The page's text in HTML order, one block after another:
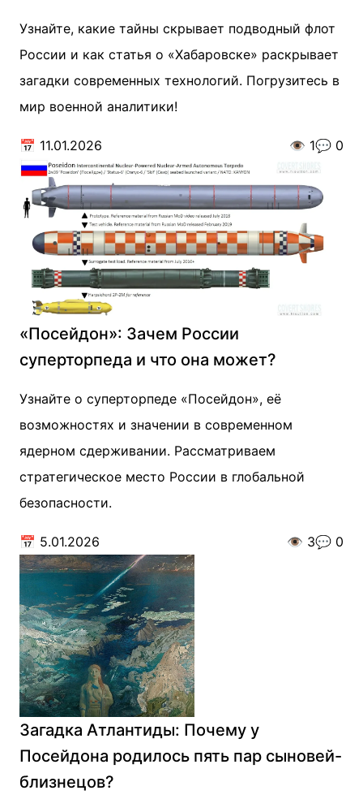
Узнайте, какие тайны скрывает подводный флот
России и как статья о «Хабаровске» раскрывает
загадки современных технологий. Погрузитесь в
мир военной аналитики!
📅 11.01.2026 👁️ 1💬 0
«Посейдон»: Зачем России
суперторпеда и что она может?
Узнайте о суперторпеде «Посейдон», её
возможностях и значении в современном
ядерном сдерживании. Рассматриваем
стратегическое место России в глобальной
безопасности.
📅 5.01.2026 👁️ 3💬 0
Загадка Атлантиды: Почему у
Посейдона родилось пять пар сыновей-
близнецов?